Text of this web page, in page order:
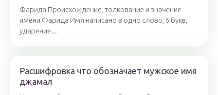
Фарида Происхождение, толкование и значение
имени Фарида Имя написано в одно слово, 6 букв,
ударение...
Расшифровка что обозначает мужское имя
джамал